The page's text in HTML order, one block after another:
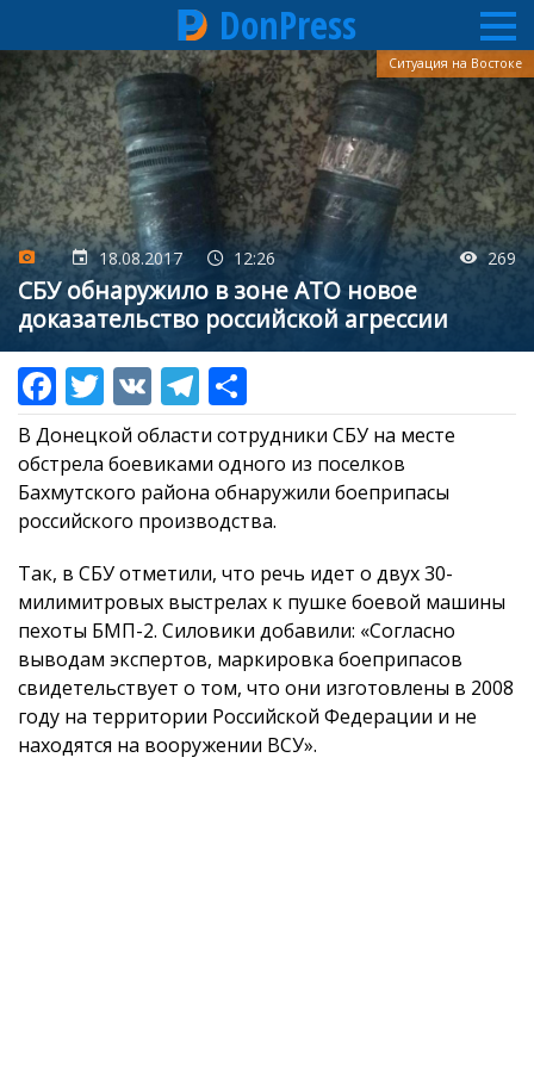
Перейти
к
основному
содержанию
DonPress
18.08.2017 12:26 269
СБУ обнаружило в зоне АТО новое
доказательство российской агрессии
Ситуация на Востоке
В Донецкой области сотрудники СБУ на месте
обстрела боевиками одного из поселков
Бахмутского района обнаружили боеприпасы
российского производства.
Так, в СБУ отметили, что речь идет о двух 30-
милимитровых выстрелах к пушке боевой машины
пехоты БМП-2. Силовики добавили: «Согласно
выводам экспертов, маркировка боеприпасов
свидетельствует о том, что они изготовлены в 2008
году на территории Российской Федерации и не
находятся на вооружении ВСУ».